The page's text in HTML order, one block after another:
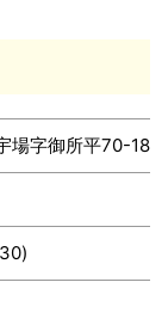
場字御所平70-185